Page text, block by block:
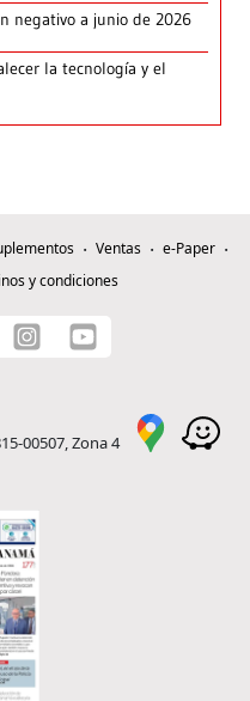
negativo a junio de 2026
la tecnología y el
Ventas
e-Paper
y condiciones
00507, Zona 4